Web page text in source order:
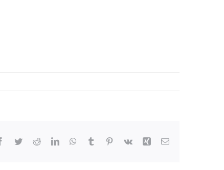
Facebook
TwitterRedditLinkedInWhatsApp
Tumblr Pinterest
Vk Xing 이